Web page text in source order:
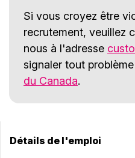
Si vous croyez être
recrutement, veuillez
nous à l'adresse
signaler tout
du Canada.
Détails de l'emploi